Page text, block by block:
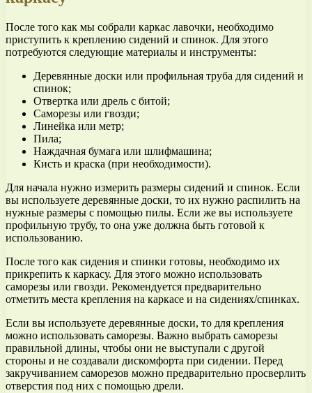
После того как мы собрали каркас лавочки, необходимо
приступить к креплению сидений и спинок. Для этого
потребуются следующие материалы и инструменты:
Деревянные доски или профильная труба для сидений и
спинок;
Отвертка или дрель с битой;
Саморезы или гвозди;
Линейка или метр;
Пила;
Наждачная бумага или шлифмашина;
Кисть и краска (при необходимости).
Для начала нужно измерить размеры сидений и спинок. Если
вы используете деревянные доски, то их нужно распилить на
нужные размеры с помощью пилы. Если же вы используете
профильную трубу, то она уже должна быть готовой к
использованию.
После того как сидения и спинки готовы, необходимо их
прикрепить к каркасу. Для этого можно использовать
саморезы или гвозди. Рекомендуется предварительно
отметить места крепления на каркасе и на сидениях/спинках.
Если вы используете деревянные доски, то для крепления
можно использовать саморезы. Важно выбрать саморезы
правильной длины, чтобы они не выступали с другой
стороны и не создавали дискомфорта при сидении. Перед
закручиванием саморезов можно предварительно просверлить
отверстия под них с помощью дрели.